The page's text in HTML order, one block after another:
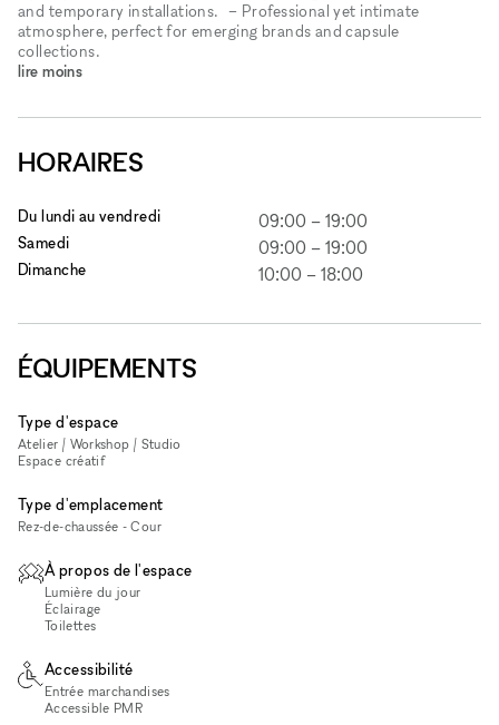
and temporary installations. – Professional yet intimate
atmosphere, perfect for emerging brands and capsule
collections.
lire moins
HORAIRES
Du lundi au vendredi 09:00 – 19:00
Samedi 09:00 – 19:00
Dimanche 10:00 – 18:00
ÉQUIPEMENTS
Type d'espace
Atelier / Workshop / Studio
Espace créatif
Type d'emplacement
Rez-de-chaussée - Cour
À propos de l'espace
Lumière du jour
Éclairage
Toilettes
Accessibilité
Entrée marchandises
Accessible PMR